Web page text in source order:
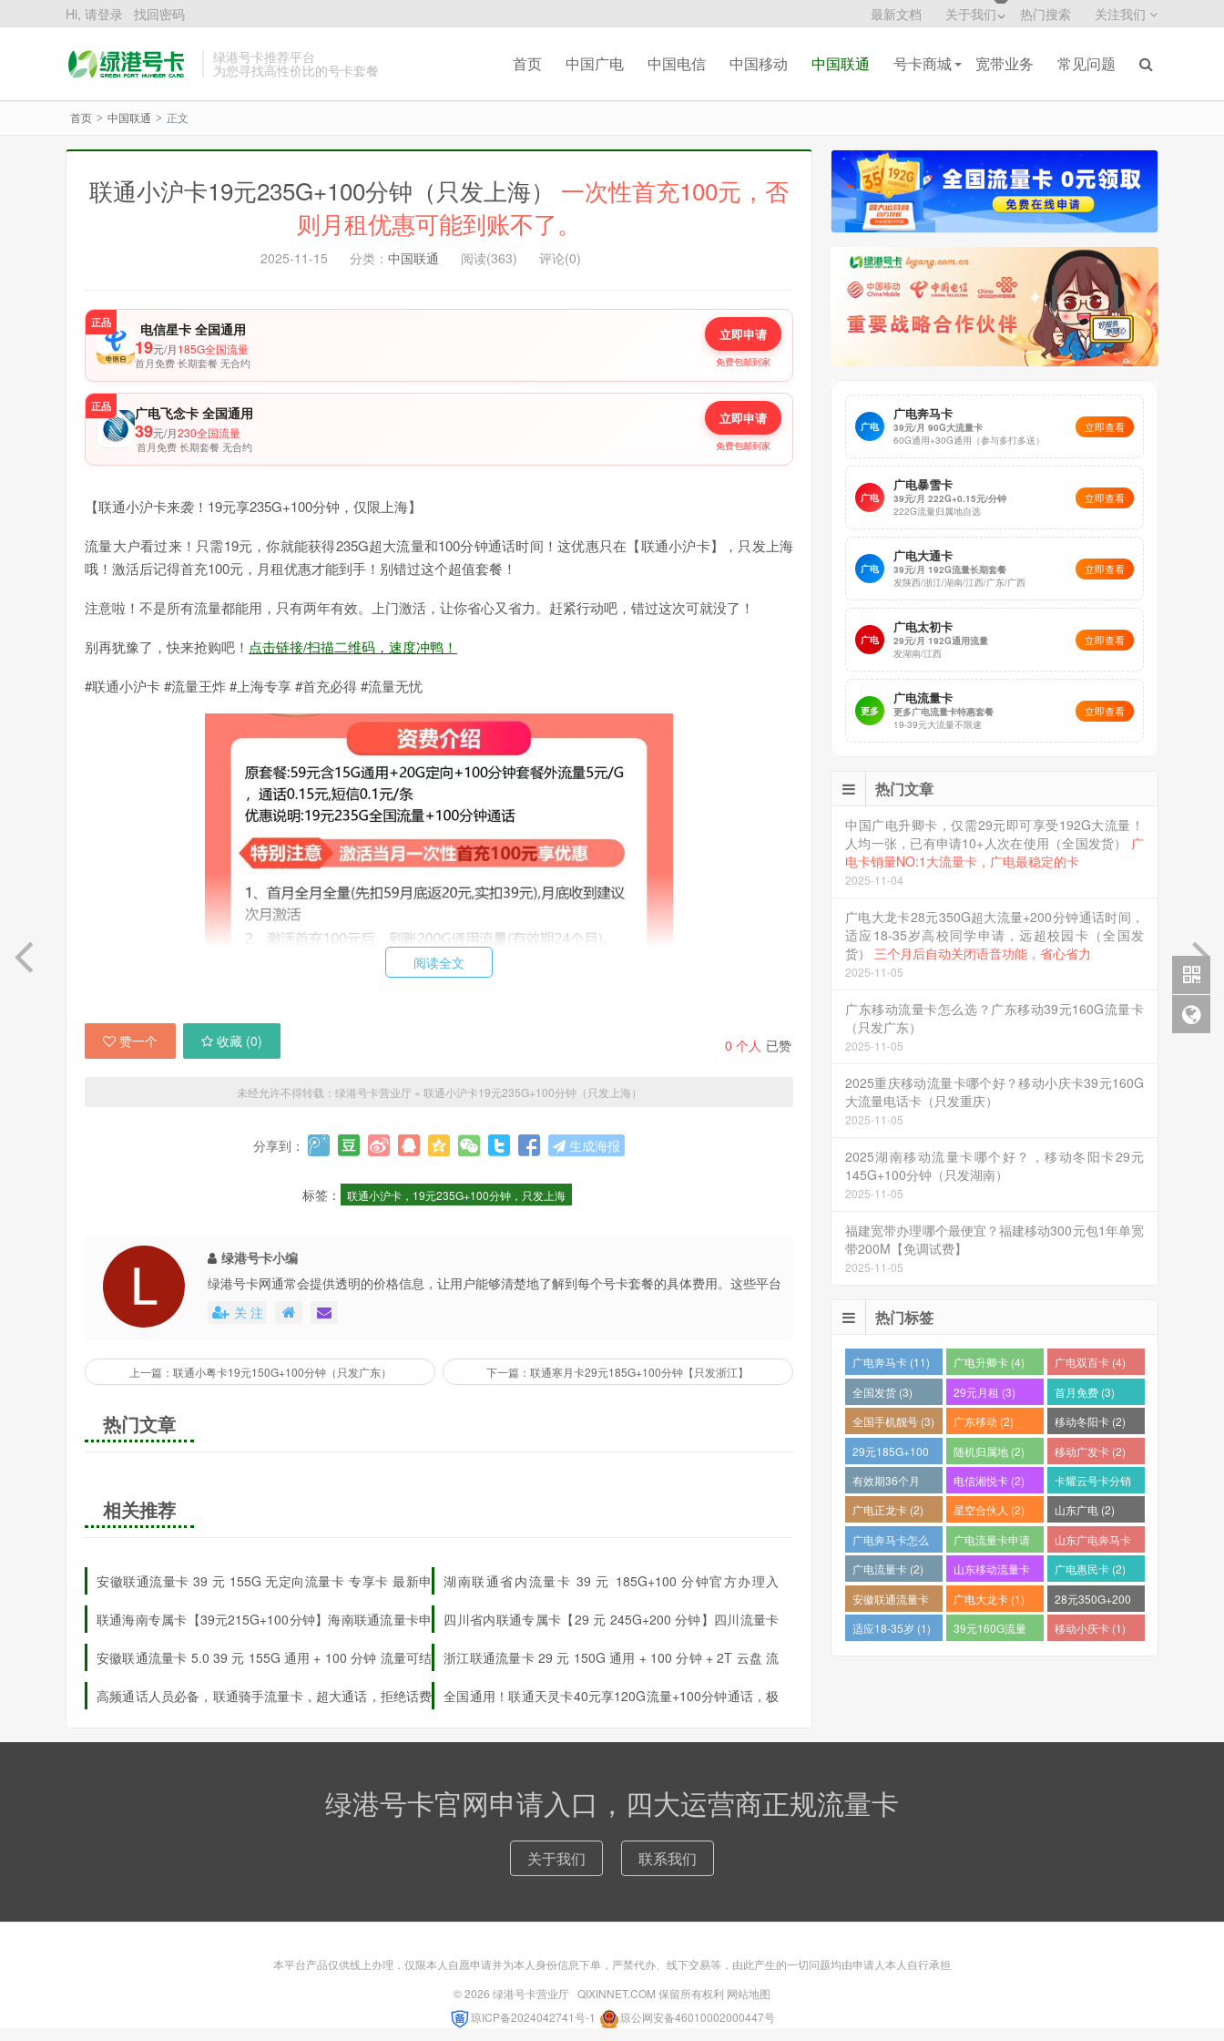
最新文档 关于我们 热门搜索 关注我们
Hi, 请登录 找回密码
绿港号卡推荐平台
为您寻找高性价比的号卡套餐 首页 中国广电 中国电信 中国移动 中国联通 号卡商城 宽带业务 常见问题
首页 > 中国联通 > 正文
联通小沪卡19元235G+100分钟（只发上海） 一次性首充100元，否
则月租优惠可能到账不了。
2025-11-15 分类： 中国联通 阅读(363) 评论(0)
正品 电信星卡 全国通用
19元/月185G全国流量
首月免费 长期套餐 无合约
立即申请
免费包邮到家
正品 广电飞念卡 全国通用
39元/月230全国流量
首月免费 长期套餐 无合约
立即申请
免费包邮到家
【联通小沪卡来袭！19元享235G+100分钟，仅限上海】
流量大户看过来！只需19元，你就能获得235G超大流量和100分钟通话时间！这优惠只在【联通小沪卡】，只发上海
哦！激活后记得首充100元，月租优惠才能到手！别错过这个超值套餐！
注意啦！不是所有流量都能用，只有两年有效。上门激活，让你省心又省力。赶紧行动吧，错过这次可就没了！
别再犹豫了，快来抢购吧！ 点击链接/扫描二维码，速度冲鸭！
#联通小沪卡 #流量王炸 #上海专享 #首充必得 #流量无忧
阅读全文
0 个人 已赞
赞一个 收藏 (0)
未经允许不得转载： 绿港号卡营业厅 » 联通小沪卡19元235G+100分钟（只发上海）
分享到： 生成海报
标签： 联通小沪卡，19元235G+100分钟，只发上海
绿港号卡小编
绿港号卡网通常会提供透明的价格信息，让用户能够清楚地了解到每个号卡套餐的具体费用。这些平台
还会不定期地推出各种优惠活动，不仅提高了用户的购买体验，也促进了市场的公平竞争。
关 注
上一篇：联通小粤卡19元150G+100分钟（只发广东） 下一篇：联通寒月卡29元185G+100分钟【只发浙江】
热门文章
相关推荐
安徽联通流量卡 39 元 155G 无定向流量卡 专享卡 最新申
湖南联通省内流量卡 39 元 185G+100 分钟官方办理入
联通海南专属卡【39元215G+100分钟】海南联通流量卡申
四川省内联通专属卡【29 元 245G+200 分钟】四川流量卡
安徽联通流量卡 5.0 39 元 155G 通用 + 100 分钟 流量可结
浙江联通流量卡 29 元 150G 通用 + 100 分钟 + 2T 云盘 流
高频通话人员必备，联通骑手流量卡，超大通话，拒绝话费
全国通用！联通天灵卡40元享120G流量+100分钟通话，极
广电
广电奔马卡
39元/月 90G大流量卡
60G通用+30G通用（参与多打多送）
立即查看
广电
广电暴雪卡
39元/月 222G+0.15元/分钟
222G流量归属地自选
立即查看
广电
广电大通卡
39元/月 192G流量长期套餐
发陕西/浙江/湖南/江西/广东/广西
立即查看
广电
广电太初卡
29元/月 192G通用流量
发湖南/江西
立即查看
更多
广电流量卡
更多广电流量卡特惠套餐
19-39元大流量不限速
立即查看
热门文章
中国广电升卿卡，仅需29元即可享受192G大流量！
人均一张，已有申请10+人次在使用（全国发货） 广
电卡销量NO:1大流量卡，广电最稳定的卡
2025-11-04
广电大龙卡28元350G超大流量+200分钟通话时间，
适应18-35岁高校同学申请，远超校园卡（全国发
货） 三个月后自动关闭语音功能，省心省力
2025-11-05
广东移动流量卡怎么选？广东移动39元160G流量卡
（只发广东）
2025-11-05
2025重庆移动流量卡哪个好？移动小庆卡39元160G
大流量电话卡（只发重庆）
2025-11-05
2025湖南移动流量卡哪个好？，移动冬阳卡29元
145G+100分钟（只发湖南）
2025-11-05
福建宽带办理哪个最便宜？福建移动300元包1年单宽
带200M【免调试费】
2025-11-05
热门标签
广电奔马卡 (11) 广电升卿卡 (4)
广电双百卡 (4)
全国发货 (3)
29元月租 (3)
首月免费 (3)
全国手机靓号 (3)
广东移动 (2)
移动冬阳卡 (2)
29元185G+100
分钟 (2)
随机归属地 (2)
移动广发卡 (2)
有效期36个月
(2)
电信湘悦卡 (2)
卡耀云号卡分销
平台 (2)
广电正龙卡 (2) 星空合伙人 (2)
山东广电 (2)
广电奔马卡怎么
样？ (2)
广电流量卡申请
(2)
山东广电奔马卡
(2)
广电流量卡 (2)
山东移动流量卡
(2)
广电惠民卡 (2)
安徽联通流量卡
(2)
广电大龙卡 (1)
28元350G+200
分钟 (1)
适应18-35岁 (1)
39元160G流量
移动小庆卡 (1)
绿港号卡官网申请入口，四大运营商正规流量卡
关于我们 联系我们
本平台产品仅供线上办理，仅限本人自愿申请并为本人身份信息下单，严禁代办、线下交易等，由此产生的一切问题均由申请人本人自行承担
© 2026 绿港号卡营业厅 QIXINNET.COM 保留所有权利 网站地图
琼ICP备2024042741号-1
琼公网安备46010002000447号